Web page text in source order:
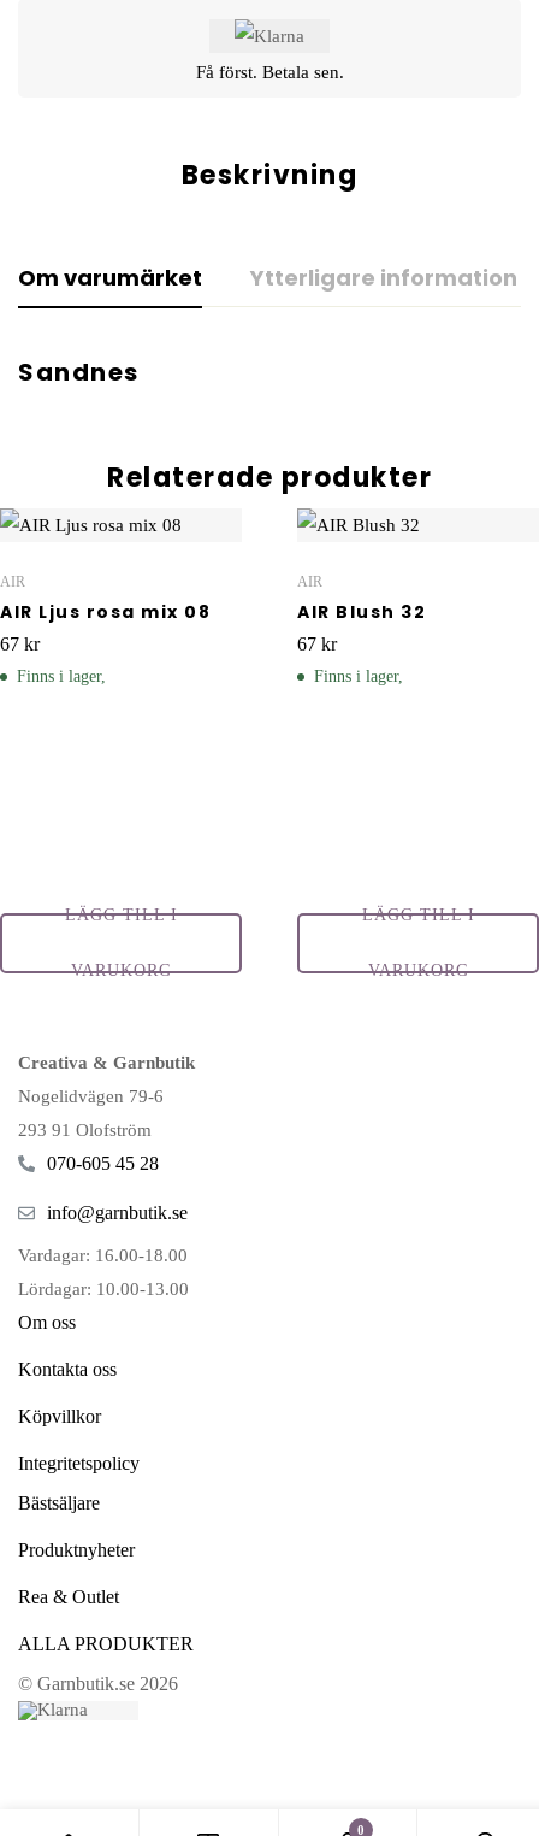
Få först. Betala sen.
Beskrivning
Om varumärket Ytterligare information
Sandnes
Relaterade produkter
AIR
AIR Ljus rosa mix 08
67 kr
Finns i lager,
LÄGG TILL I
VARUKORG
AIR
AIR Blush 32
67 kr
Finns i lager,
LÄGG TILL I
VARUKORG
Creativa & Garnbutik
Nogelidvägen 79-6
293 91 Olofström
070-605 45 28
info@garnbutik.se
Vardagar: 16.00-18.00
Lördagar: 10.00-13.00
Om oss
Kontakta oss
Köpvillkor
Integritetspolicy
Bästsäljare
Produktnyheter
Rea & Outlet
ALLA PRODUKTER
© Garnbutik.se 2026
0